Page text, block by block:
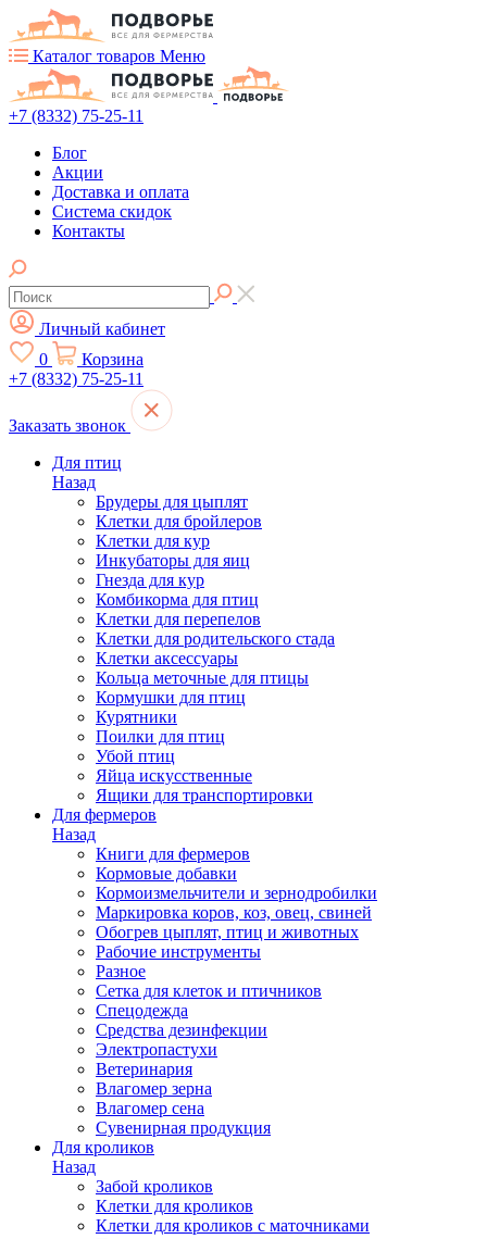
Каталог товаров Меню
+7 (8332) 75-25-11
Блог
Акции
Доставка и оплата
Система скидок
Контакты
Личный кабинет
0
Корзина
+7 (8332) 75-25-11
Заказать звонок
Для птиц
Назад
Брудеры для цыплят
Клетки для бройлеров
Клетки для кур
Инкубаторы для яиц
Гнезда для кур
Комбикорма для птиц
Клетки для перепелов
Клетки для родительского стада
Клетки аксессуары
Кольца меточные для птицы
Кормушки для птиц
Курятники
Поилки для птиц
Убой птиц
Яйца искусственные
Ящики для транспортировки
Для фермеров
Назад
Книги для фермеров
Кормовые добавки
Кормоизмельчители и зернодробилки
Маркировка коров, коз, овец, свиней
Обогрев цыплят, птиц и животных
Рабочие инструменты
Разное
Сетка для клеток и птичников
Спецодежда
Средства дезинфекции
Электропастухи
Ветеринария
Влагомер зерна
Влагомер сена
Сувенирная продукция
Для кроликов
Назад
Забой кроликов
Клетки для кроликов
Клетки для кроликов с маточниками